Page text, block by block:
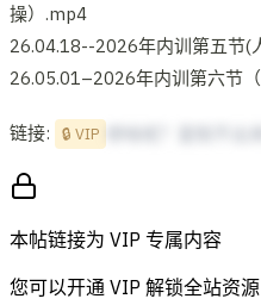
操）.mp4
26.04.18--2026年内训第五节(
26.05.01–2026年内训第六节
链接: 🔒 VIP
本帖链接为 VIP 专属内容
您可以开通 VIP 解锁全站资